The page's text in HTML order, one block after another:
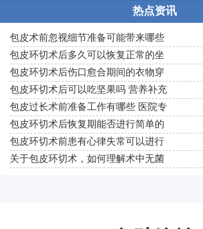
热点资讯
包皮术前忽视细节准备可能带来哪些
包皮环切术后多久可以恢复正常的坐
包皮环切术后伤口愈合期间的衣物穿
包皮环切术后可以吃坚果吗 营养补充
包皮过长术前准备工作有哪些 医院专
包皮环切术后恢复期能否进行简单的
包皮环切术前患有心律失常可以进行
关于包皮环切术，如何理解术中无菌